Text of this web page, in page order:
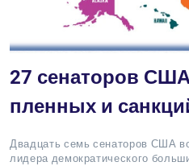
27 сенаторов
пленных и
Двадцать семь сенаторов США
лидера демократического